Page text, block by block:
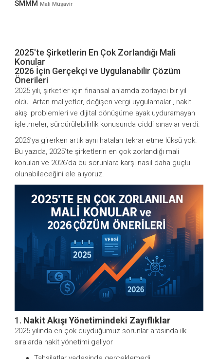
SMMM Mali Müşavir
2025'te Şirketlerin En Çok Zorlandığı Mali
Konular
2026 İçin Gerçekçi ve Uygulanabilir Çözüm
Önerileri
2025 yılı, şirketler için finansal anlamda zorlayıcı bir yıl
oldu. Artan maliyetler, değişen vergi uygulamaları, nakit
akışı problemleri ve dijital dönüşüme ayak uyduramayan
işletmeler, sürdürülebilirlik konusunda ciddi sınavlar verdi.
2026’ya girerken artık aynı hataları tekrar etme lüksü yok.
Bu yazıda, 2025’te şirketlerin en çok zorlandığı mali
konuları ve 2026’da bu sorunlara karşı nasıl daha güçlü
olunabileceğini ele alıyoruz.
1. Nakit Akışı Yönetimindeki Zayıflıklar
2025 yılında en çok duyduğumuz sorunlar arasında ilk
sıralarda nakit yönetimi geliyor